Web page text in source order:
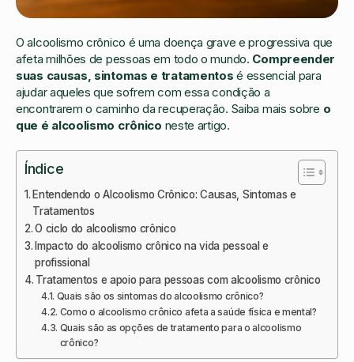
O alcoolismo crônico é uma doença grave e progressiva que
afeta milhões de pessoas em todo o mundo. Compreender
suas causas, sintomas e tratamentos é essencial para
ajudar aqueles que sofrem com essa condição a
encontrarem o caminho da recuperação. Saiba mais sobre o
que é alcoolismo crônico neste artigo.
Índice
Entendendo o Alcoolismo Crônico: Causas, Sintomas e
Tratamentos
O ciclo do alcoolismo crônico
Impacto do alcoolismo crônico na vida pessoal e
profissional
Tratamentos e apoio para pessoas com alcoolismo crônico
Quais são os sintomas do alcoolismo crônico?
Como o alcoolismo crônico afeta a saúde física e mental?
Quais são as opções de tratamento para o alcoolismo
crônico?